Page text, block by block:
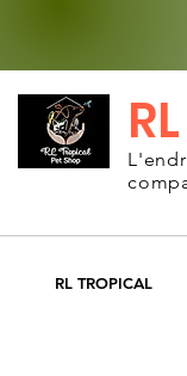
RL TROPICAL